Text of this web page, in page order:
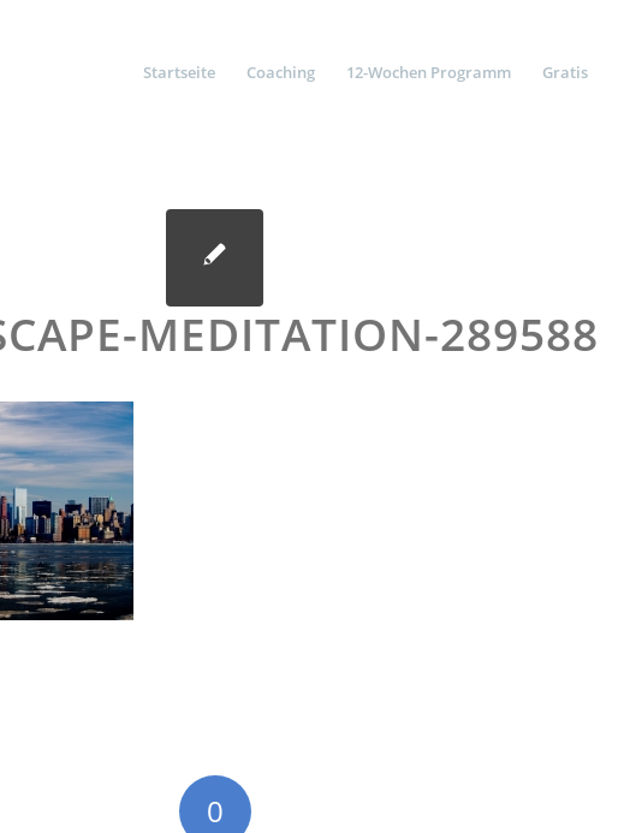
Startseite Coaching 12-Wochen Programm Gratis
MEDITATION-289588
0